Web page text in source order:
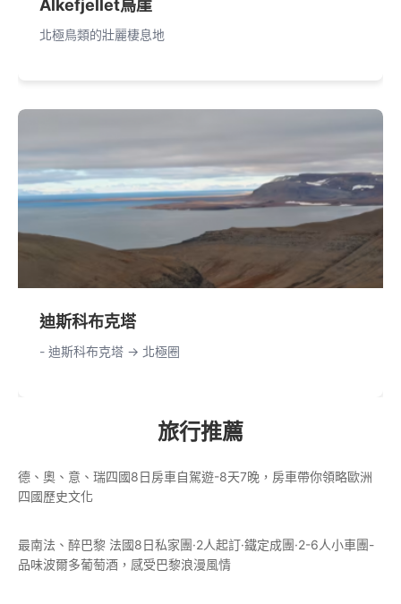
Alkefjellet鳥崖
北極鳥類的壯麗棲息地
迪斯科布克塔
- 迪斯科布克塔 -> 北極圈
旅行推薦
德、奧、意、瑞四國8日房車自駕遊-8天7晚，房車帶你領略歐洲
四國歷史文化
最南法、醉巴黎 法國8日私家團·2人起訂·鐵定成團·2-6人小車團-
品味波爾多葡萄酒，感受巴黎浪漫風情